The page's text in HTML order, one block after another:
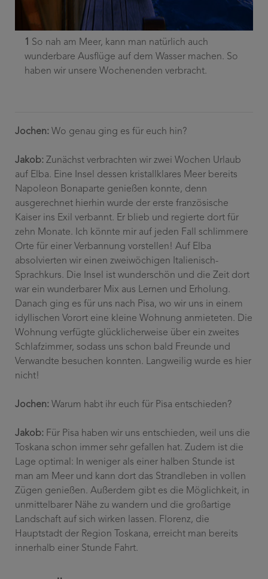
1 So nah am Meer, kann man natürlich auch
wunderbare Ausflüge auf dem Wasser machen. So
haben wir unsere Wochenenden verbracht.
Jochen: Wo genau ging es für euch hin?
Jakob: Zunächst verbrachten wir zwei Wochen Urlaub
auf Elba. Eine Insel dessen kristallklares Meer bereits
Napoleon Bonaparte genießen konnte, denn
ausgerechnet hierhin wurde der erste französische
Kaiser ins Exil verbannt. Er blieb und regierte dort für
zehn Monate. Ich könnte mir auf jeden Fall schlimmere
Orte für einer Verbannung vorstellen! Auf Elba
absolvierten wir einen zweiwöchigen Italienisch-
Sprachkurs. Die Insel ist wunderschön und die Zeit dort
war ein wunderbarer Mix aus Lernen und Erholung.
Danach ging es für uns nach Pisa, wo wir uns in einem
idyllischen Vorort eine kleine Wohnung anmieteten. Die
Wohnung verfügte glücklicherweise über ein zweites
Schlafzimmer, sodass uns schon bald Freunde und
Verwandte besuchen konnten. Langweilig wurde es hier
nicht!
Jochen: Warum habt ihr euch für Pisa entschieden?
Jakob: Für Pisa haben wir uns entschieden, weil uns die
Toskana schon immer sehr gefallen hat. Zudem ist die
Lage optimal: In weniger als einer halben Stunde ist
man am Meer und kann dort das Strandleben in vollen
Zügen genießen. Außerdem gibt es die Möglichkeit, in
unmittelbarer Nähe zu wandern und die großartige
Landschaft auf sich wirken lassen. Florenz, die
Hauptstadt der Region Toskana, erreicht man bereits
innerhalb einer Stunde Fahrt.